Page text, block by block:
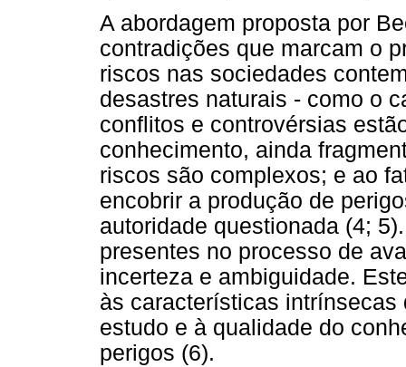
A abordagem proposta por
contradições que marcam o
riscos nas sociedades
desastres naturais - como o
conflitos e controvérsias
conhecimento, ainda
riscos são complexos; e ao
encobrir a produção de
autoridade questionada (4;
presentes no processo de
incerteza e ambiguidade.
às características
estudo e à qualidade do
perigos (6).